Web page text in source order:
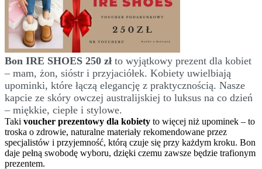
Bon IRE SHOES 250 zł to wyjątkowy prezent dla kobiet
– mam, żon, sióstr i przyjaciółek. Kobiety uwielbiają
upominki, które łączą elegancję z praktycznością. Nasze
kapcie ze skóry owczej australijskiej to luksus na co dzień
– miękkie, ciepłe i stylowe.
Taki voucher prezentowy dla kobiety to więcej niż upominek – to
troska o zdrowie, naturalne materiały rekomendowane przez
specjalistów i przyjemność, którą czuje się przy każdym kroku. Bon
daje pełną swobodę wyboru, dzięki czemu zawsze będzie trafionym
prezentem.